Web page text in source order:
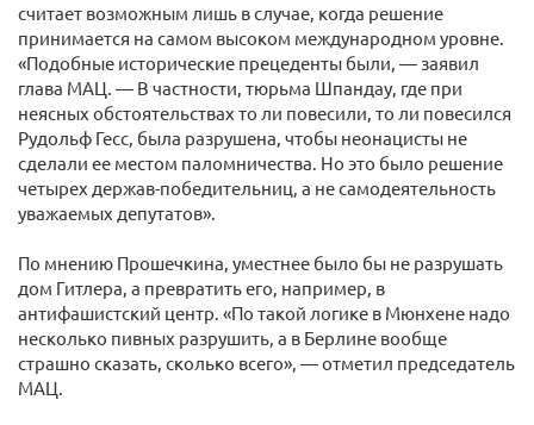
считает возможным лишь в случае, когда решение
принимается на самом высоком международном уровне.
«Подобные исторические прецеденты были, — заявил
глава МАЦ. — В частности, тюрьма Шпандау, где при
неясных обстоятельствах то ли повесили, то ли повесился
Рудольф Гесс, была разрушена, чтобы неонацисты не
сделали ее местом паломничества. Но это было решение
четырех держав-победительниц, а не самодеятельность
уважаемых депутатов».
По мнению Прошечкина, уместнее было бы не разрушать
дом Гитлера, а превратить его, например, в
антифашистский центр. «По такой логике в Мюнхене надо
несколько пивных разрушить, а в Берлине вообще
страшно сказать, сколько всего», — отметил председатель
МАЦ.